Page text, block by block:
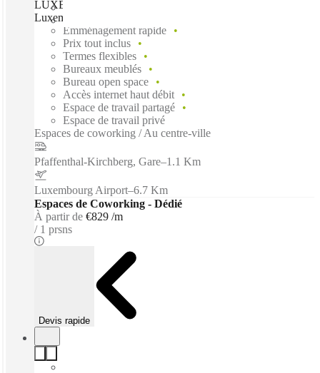
LUXEMBOURG, Spaces Boulevard Royal - Zenit,
Luxembourg City, 2449
Emménagement rapide
Prix tout inclus
Termes flexibles
Bureaux meublés
Bureau open space
Accès internet haut débit
Espace de travail partagé
Espace de travail privé
Espaces de coworking / Au centre-ville
Pfaffenthal-Kirchberg, Gare–1.1 Km
Luxembourg Airport–6.7 Km
Espaces de Coworking - Dédié
À partir de €829 /m
1 prsns
Devis rapide